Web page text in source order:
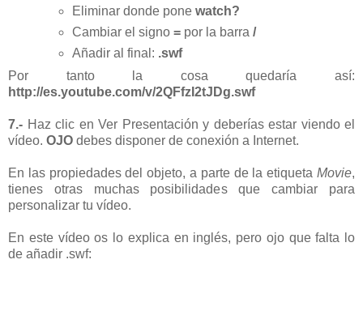
Eliminar donde ponewatch?
Cambiar el signo= por la barra/
Añadir al final: .swf
Por tanto la cosa quedaría así:
http://es.youtube.com/v/2QFfzI2tJDg.swf
7.- Haz clic en Ver Presentación y deberías estar viendo el
vídeo. OJO debes disponer de conexión a Internet.
En las propiedades del objeto, a parte de la etiqueta Movie,
tienes otras muchas posibilidades que cambiar para
personalizar tu vídeo.
En este vídeoos lo explica en inglés, pero ojo que falta lo
de añadir .swf: